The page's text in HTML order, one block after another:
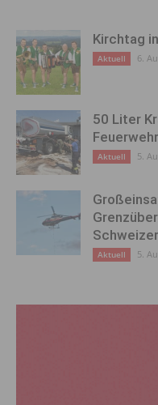
Kirchtag
Aktuell 6.
50 Liter
Aktuell 5.
Aktuell 5.